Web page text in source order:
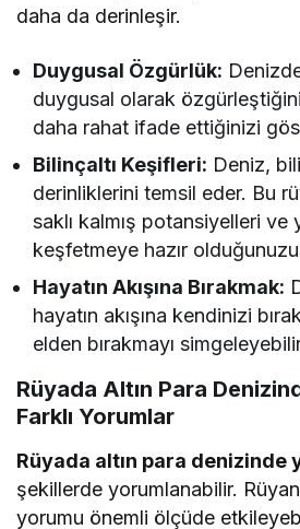
daha da derinleşir.
Duygusal Özgürlük:
duygusal olarak
daha rahat ifade ettiğinizi
Bilinçaltı Keşifleri: Deniz,
derinliklerini temsil eder. Bu
saklı kalmış potansiyelleri ve
keşfetmeye hazır
Hayatın Akışına Bırakmak:
hayatın akışına kendinizi
elden bırakmayı
Rüyada Altın Para
Farklı Yorumlar
Rüyada altın para denizinde
şekillerde yorumlanabilir.
yorumu önemli ölçüde